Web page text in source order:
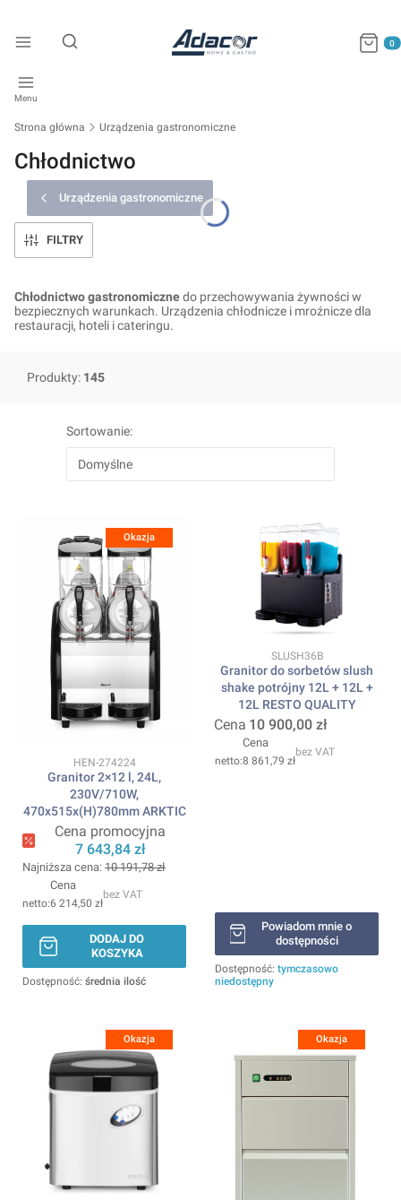
Otwórz wyszukiwarkę
Menu
Strona główna Urządzenia gastronomiczne
Chłodnictwo
Urządzenia gastronomiczne
FILTRY
Chłodnictwo gastronomicznedo przechowywania żywności w
bezpiecznych warunkach. Urządzenia chłodnicze i mroźnicze dla
restauracji, hoteli i cateringu.
Produkty: 145
Sortowanie:
Domyślne
Okazja
Kod produktu
HEN-274224
Granitor 2×12 l, 24L,
230V/710W,
470x515x(H)780mm ARKTIC
Cena promocyjna
7 643,84 zł
Najniższa cena: 10 191,78 zł
Cena
6 214,50 zł
bez VAT
DODAJ DO
KOSZYKA
Dostępność: średnia ilość
Kod produktu
SLUSH36B
Granitor do sorbetów slush
shake potrójny 12L + 12L +
12L RESTO QUALITY
Cena 10 900,00 zł
Cena
8 861,79 zł
bez VAT
Powiadom mnie o
dostępności
Dostępność: tymczasowo
niedostępny
Okazja Okazja